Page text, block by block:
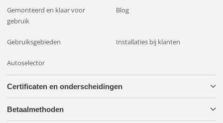
LED hulplicht, het slimme montagesysteem en de
BriodLights bedradingsset!
Gemonteerd en klaar voor
gebruik
Blog
Gebruiksgebieden Installaties bij klanten
Autoselector
Certificaten en onderscheidingen
Betaalmethoden